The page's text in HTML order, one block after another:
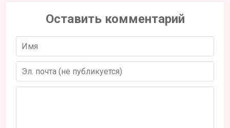
Оставить комментарий